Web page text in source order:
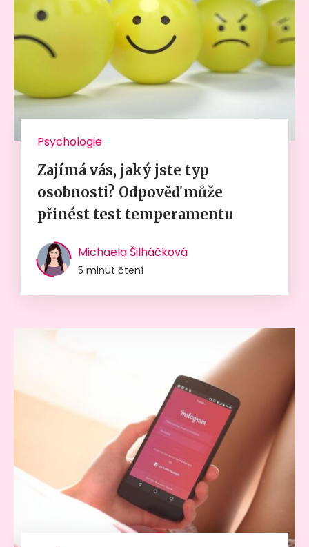
Psychologie
Zajímá vás, jaký jste typ
osobnosti? Odpověď může
přinést test temperamentu
Michaela Šilháčková
5 minut čtení